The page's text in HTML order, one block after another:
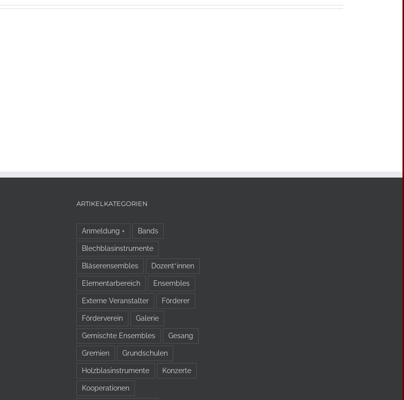
ARTIKELKATEGORIEN
Anmeldung + Bands
Blechblasinstrumente
Bläserensembles Dozent*innen
Elementarbereich Ensembles
Externe Veranstalter Förderer
Förderverein Galerie
Gemischte Ensembles Gesang
Gremien Grundschulen
Holzblasinstrumente Konzerte
Kooperationen